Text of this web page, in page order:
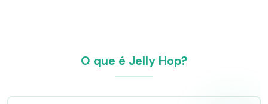
O que é Jelly Hop?